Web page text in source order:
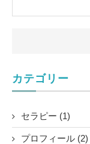
カテゴリー
セラピー (1)
プロフィール (2)